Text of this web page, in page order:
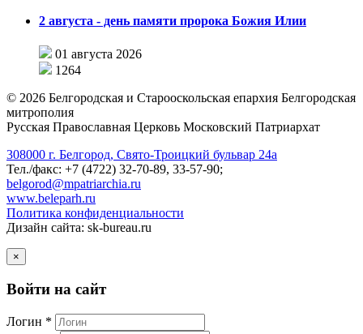
2 августа - день памяти пророка Божия Илии
01 августа 2026
1264
© 2026 Белгородская и Старооскольская епархия Белгородская
митрополия
Русская Православная Церковь Московский Патриархат
308000 г. Белгород, Свято-Троицкий бульвар 24а
Тел./факс: +7 (4722) 32-70-89, 33-57-90;
belgorod@mpatriarchia.ru
www.beleparh.ru
Политика конфиденциальности
Дизайн сайта: sk-bureau.ru
×
Войти на сайт
Логин *